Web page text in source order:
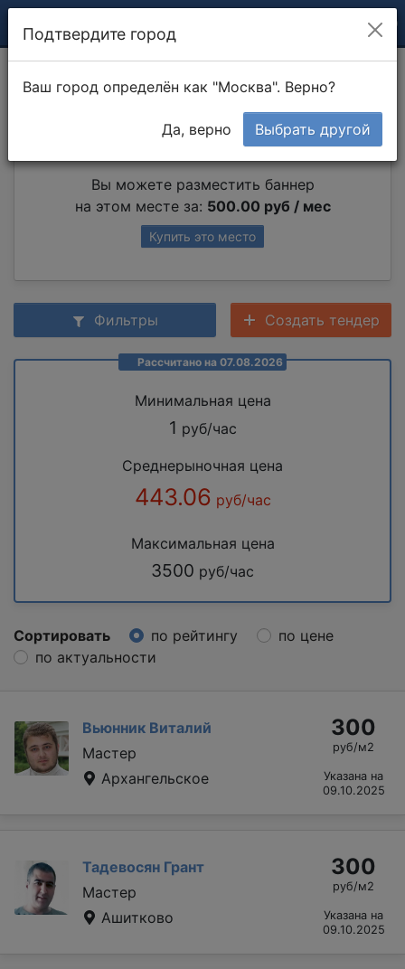
Подоконная тумба
Вы можете разместить баннер
на этом месте за: 500.00 руб / мес
Купить это место
Фильтры Создать тендер
Рассчитано на 07.08.2026
Минимальная цена
1 руб/час
Среднерыночная цена
443.06 руб/час
Максимальная цена
3500 руб/час
Сортировать по рейтингу
по цене
по актуальности
Вьюнник Виталий
Мастер
Архангельское
300
руб/м2
Указана на
09.10.2025
Тадевосян Грант
Мастер
Ашитково
300
руб/м2
Указана на
09.10.2025
Подтвердите город
Ваш город определён как "Москва". Верно?
Да, верно Выбрать другой